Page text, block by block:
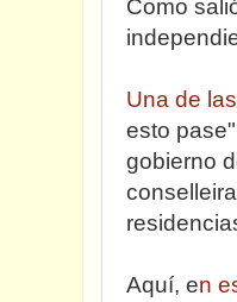
Como
Una de
esto
gobierno
Aquí, en